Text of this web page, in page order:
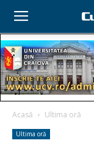
Acasă Ultima oră
Ultima oră